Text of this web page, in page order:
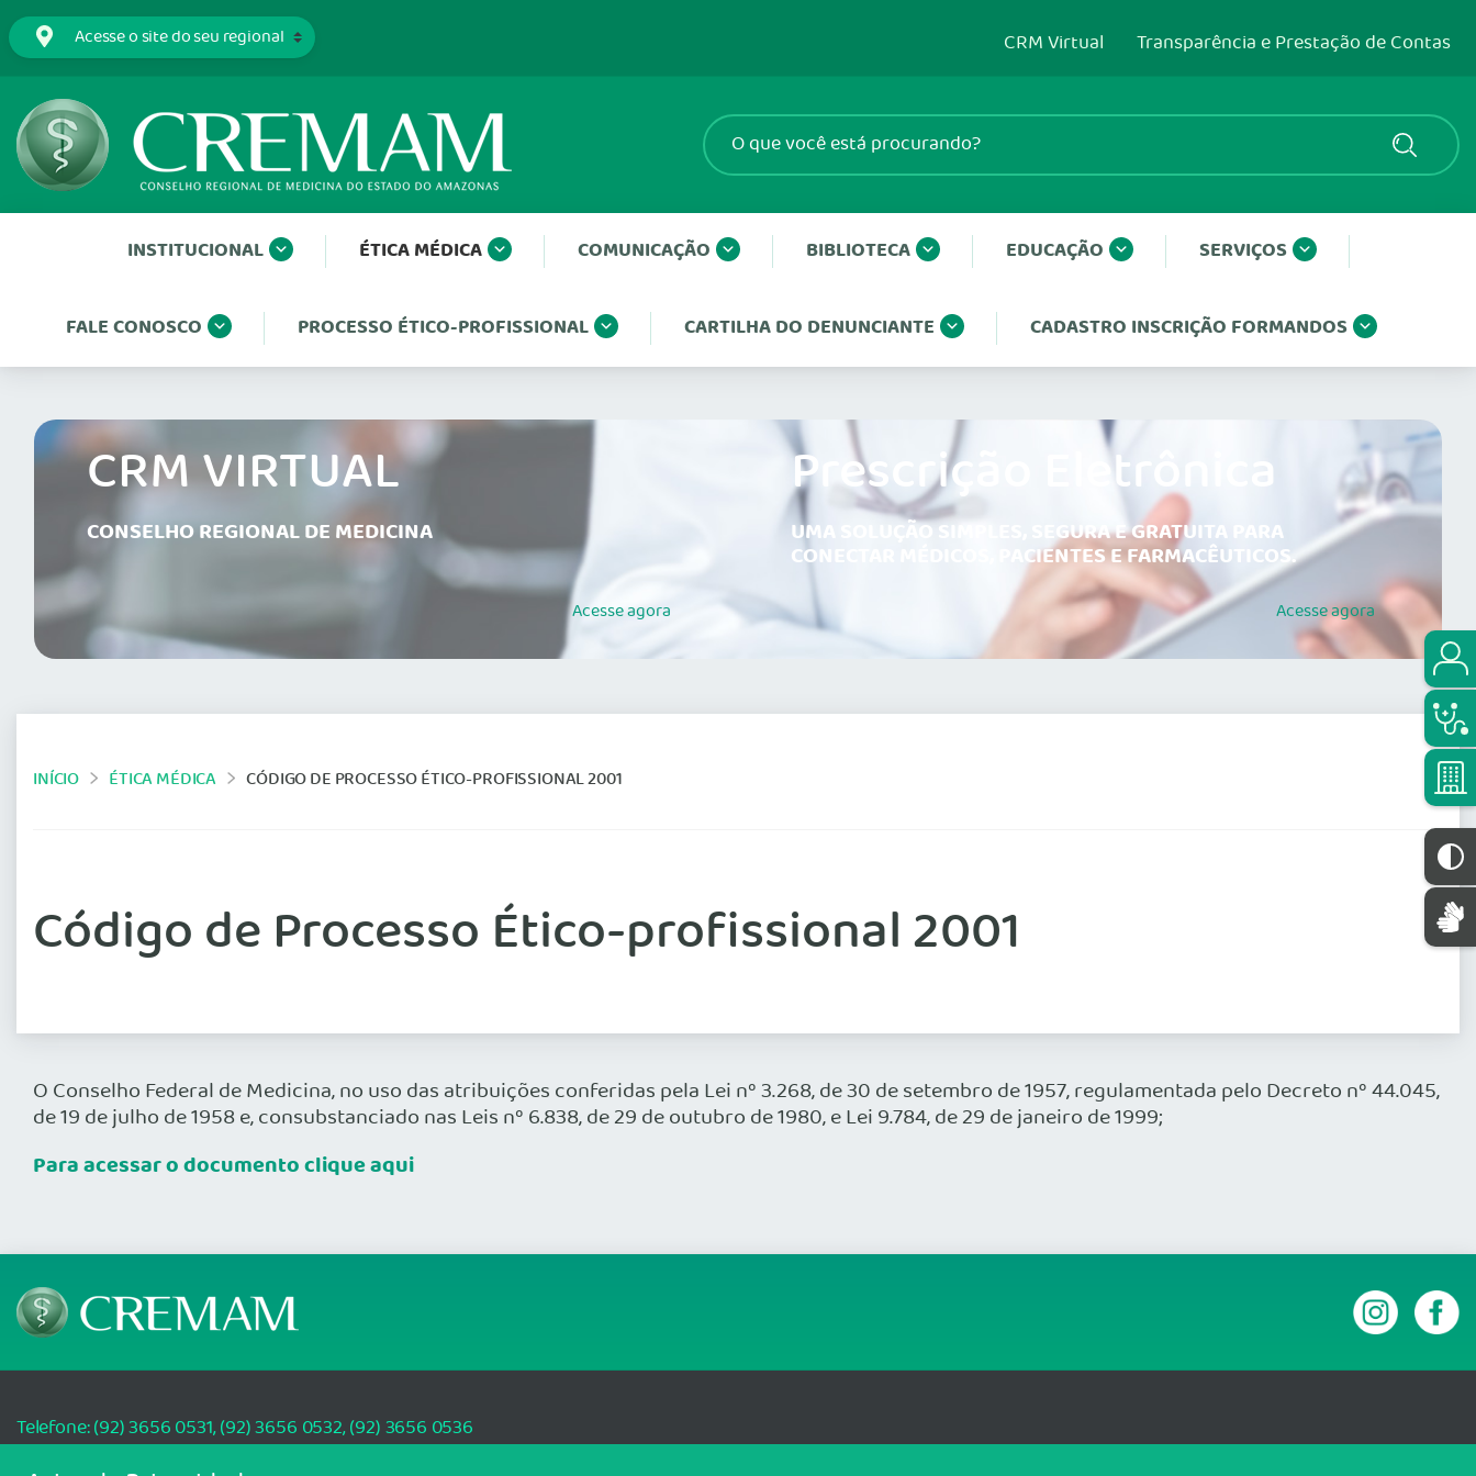
CRM Virtual Transparência e Prestação de Contas
INSTITUCIONAL ÉTICA MÉDICA COMUNICAÇÃO BIBLIOTECA EDUCAÇÃO SERVIÇOS
FALE CONOSCO PROCESSO ÉTICO-PROFISSIONAL CARTILHA DO DENUNCIANTE CADASTRO INSCRIÇÃO FORMANDOS
CRM VIRTUAL
CONSELHO REGIONAL DE MEDICINA
Acesseagora
Prescrição Eletrônica
UMA SOLUÇÃO SIMPLES, SEGURA E GRATUITA PARA
CONECTAR MÉDICOS, PACIENTES E FARMACÊUTICOS.
Acesseagora
INÍCIO ÉTICA MÉDICA CÓDIGO DE PROCESSO ÉTICO-PROFISSIONAL 2001
Código de Processo Ético-profissional 2001
O Conselho Federal de Medicina, no uso das atribuições conferidas pela Lei nº 3.268, de 30 de setembro de 1957, regulamentada pelo Decreto nº 44.045,
de 19 de julho de 1958 e, consubstanciado nas Leis nº 6.838, de 29 de outubro de 1980, e Lei 9.784, de 29 de janeiro de 1999;
Para acessar o documento clique aqui
Telefone: (92) 3656 0531, (92) 3656 0532, (92) 3656 0536